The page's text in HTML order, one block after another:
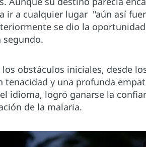
ir a cualquier lugar "aún así
se dio la
segundo.
los obstáculos iniciales, desde
tenacidad y una profunda
idioma, logró ganarse la
de la malaria.